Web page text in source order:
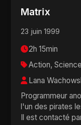
Matrix
23 juin 1999
2h 15min
Action,
Lana
Programmeur
l'un des pirates
Il est contacté